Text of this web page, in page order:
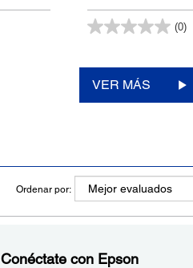
(0)
VER MÁS
Ordenar por:
Conéctate con Epson